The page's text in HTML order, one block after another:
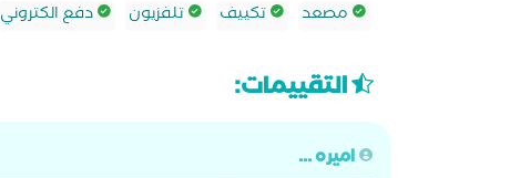
مصعد
تكييف تلفزيون دفع الكتروني
التقييمات:
اميره ...